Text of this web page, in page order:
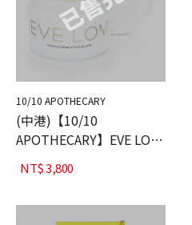
10/10 APOTHECARY
(中港)【10/10
APOTHECARY】EVE LOM
全能深層潔淨霜 200ml
NT$3,800